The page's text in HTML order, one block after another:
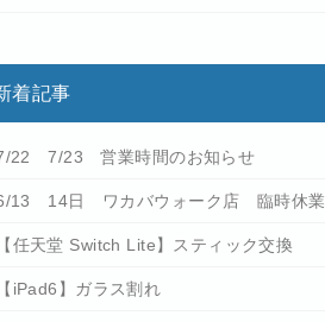
着記事
22 7/23 営業時間のお知らせ
13 14日 ワカバウォーク店 臨時休業
【任天堂 Switch Lite】スティック交換
【iPad6】ガラス割れ